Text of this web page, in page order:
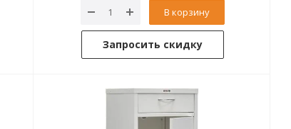
В корзину
Запросить скидку